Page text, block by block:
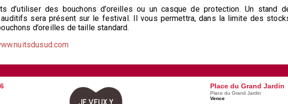
d’utiliser des bouchons d’oreilles ou un casque de protection. Un stand
sera présent sur le festival. Il vous permettra, dans la limite des
d’oreilles de taille standard.
Place du Grand Jardin
Place du Grand Jardin
Vence